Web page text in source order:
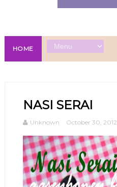
HOME
NASI SERAI
Unknown October 30, 2012